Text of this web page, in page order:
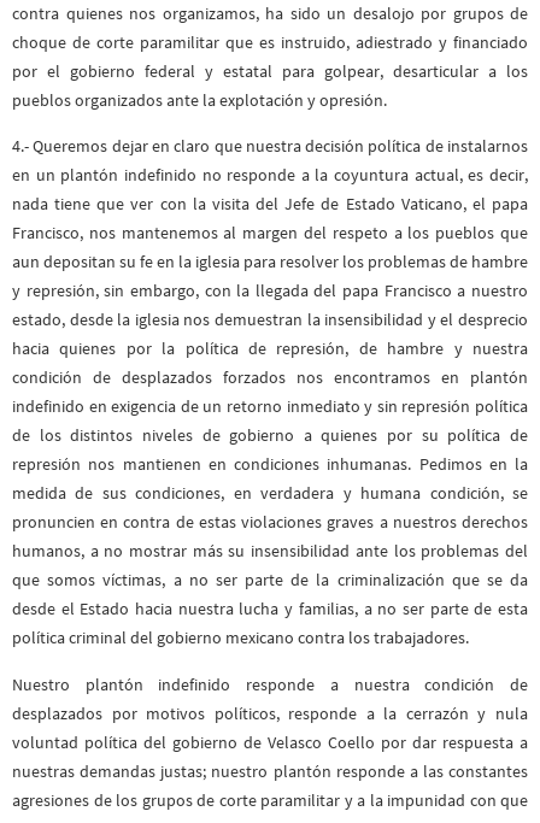
contra quienes nos organizamos, ha sido un desalojo por grupos de
choque de corte paramilitar que es instruido, adiestrado y financiado
por el gobierno federal y estatal para golpear, desarticular a los
pueblos organizados ante la explotación y opresión.
4.- Queremos dejar en claro que nuestra decisión política de instalarnos
en un plantón indefinido no responde a la coyuntura actual, es decir,
nada tiene que ver con la visita del Jefe de Estado Vaticano, el papa
Francisco, nos mantenemos al margen del respeto a los pueblos que
aun depositan su fe en la iglesia para resolver los problemas de hambre
y represión, sin embargo, con la llegada del papa Francisco a nuestro
estado, desde la iglesia nos demuestran la insensibilidad y el desprecio
hacia quienes por la política de represión, de hambre y nuestra
condición de desplazados forzados nos encontramos en plantón
indefinido en exigencia de un retorno inmediato y sin represión política
de los distintos niveles de gobierno a quienes por su política de
represión nos mantienen en condiciones inhumanas. Pedimos en la
medida de sus condiciones, en verdadera y humana condición, se
pronuncien en contra de estas violaciones graves a nuestros derechos
humanos, a no mostrar más su insensibilidad ante los problemas del
que somos víctimas, a no ser parte de la criminalización que se da
desde el Estado hacia nuestra lucha y familias, a no ser parte de esta
política criminal del gobierno mexicano contra los trabajadores.
Nuestro plantón indefinido responde a nuestra condición de
desplazados por motivos políticos, responde a la cerrazón y nula
voluntad política del gobierno de Velasco Coello por dar respuesta a
nuestras demandas justas; nuestro plantón responde a las constantes
agresiones de los grupos de corte paramilitar y a la impunidad con que